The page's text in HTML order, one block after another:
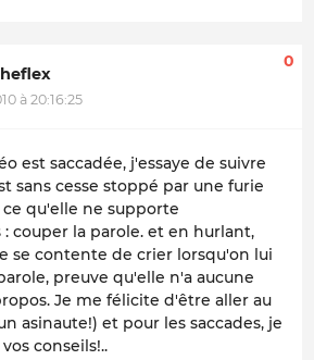
à 20:16:25
0
est saccadée, j'essaye de suivre
sans cesse stoppé par une furie
qu'elle ne supporte
couper la parole. et en hurlant,
se contente de crier lorsqu'on lui
preuve qu'elle n'a aucune
Je me félicite d'être aller au
asinaute!) et pour les saccades, je
conseils!..